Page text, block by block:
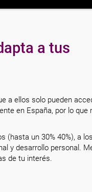
a tus
a ellos solo pueden
en España, por lo que
un 30% 40%), a
y desarrollo personal.
de tu interés.